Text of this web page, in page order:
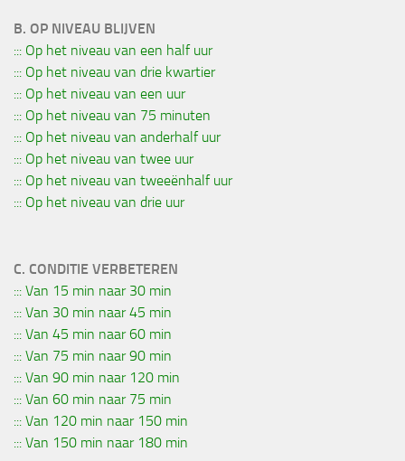
B. OP NIVEAU BLIJVEN
::: Op het niveau van een half uur
::: Op het niveau van drie kwartier
::: Op het niveau van een uur
::: Op het niveau van 75 minuten
::: Op het niveau van anderhalf uur
::: Op het niveau van twee uur
::: Op het niveau van tweeënhalf uur
::: Op het niveau van drie uur
C. CONDITIE VERBETEREN
::: Van 15 min naar 30 min
::: Van 30 min naar 45 min
::: Van 45 min naar 60 min
::: Van 75 min naar 90 min
::: Van 90 min naar 120 min
::: Van 60 min naar 75 min
::: Van 120 min naar 150 min
::: Van 150 min naar 180 min